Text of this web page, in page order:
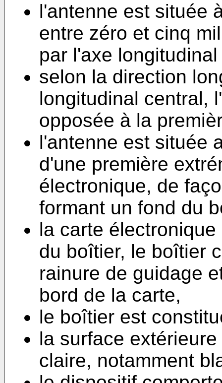
l'antenne est située
entre zéro et cinq
par l'axe
selon la direction
longitudinal central,
opposée à la
l'antenne est située
d'une première
électronique, de
formant un fond du
la carte
du boîtier, le boîtier
rainure de guidage
bord de la carte,
le boîtier est
la surface
claire, notamment